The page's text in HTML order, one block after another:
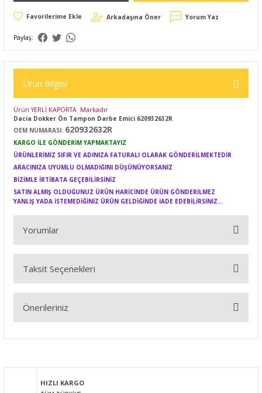
Arkadaşına Öner Yorum Yaz
Paylaş:
Ürün Bilgisi
Ürün YERLİ KAPORTA Markadır
Dacia Dokker Ön Tampon Darbe Emici 620932632R
OEM NUMARASI: 620932632R
KARGO İLE GÖNDERİM YAPMAKTAYIZ
ÜRÜNLERİMİZ SIFIR VE ADINIZA FATURALI OLARAK GÖNDERİLMEKTEDİR
ARACINIZA UYUMLU OLMADIĞINI DÜŞÜNÜYORSANIZ
BİZİMLE İRTİBATA GEÇEBİLİRSİNİZ
SATIN ALMIŞ OLDUĞUNUZ ÜRÜN HARİCİNDE ÜRÜN GÖNDERİLMEZ
YANLIŞ YADA İSTEMEDİĞİNİZ ÜRÜN GELDİĞİNDE İADE EDEBİLİRSİNİZ...
Yorumlar
Bu ürüne ilk yorumu siz yapın!
Taksit Seçenekleri
Önerileriniz
Görüş ve önerileriniz için teşekkür ederiz.
HIZLI KARGO